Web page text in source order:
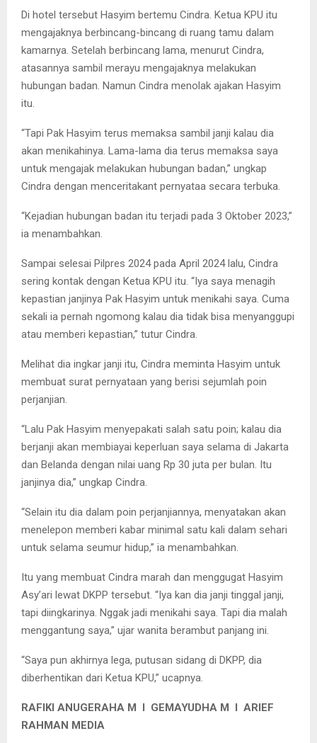
Di hotel tersebut Hasyim bertemu Cindra. Ketua KPU itu
mengajaknya berbincang-bincang di ruang tamu dalam
kamarnya. Setelah berbincang lama, menurut Cindra,
atasannya sambil merayu mengajaknya melakukan
hubungan badan. Namun Cindra menolak ajakan Hasyim
itu.
“Tapi Pak Hasyim terus memaksa sambil janji kalau dia
akan menikahinya. Lama-lama dia terus memaksa saya
untuk mengajak melakukan hubungan badan,” ungkap
Cindra dengan menceritakant pernyataa secara terbuka.
“Kejadian hubungan badan itu terjadi pada 3 Oktober 2023,”
ia menambahkan.
Sampai selesai Pilpres 2024 pada April 2024 lalu, Cindra
sering kontak dengan Ketua KPU itu. “Iya saya menagih
kepastian janjinya Pak Hasyim untuk menikahi saya. Cuma
sekali ia pernah ngomong kalau dia tidak bisa menyanggupi
atau memberi kepastian,” tutur Cindra.
Melihat dia ingkar janji itu, Cindra meminta Hasyim untuk
membuat surat pernyataan yang berisi sejumlah poin
perjanjian.
“Lalu Pak Hasyim menyepakati salah satu poin; kalau dia
berjanji akan membiayai keperluan saya selama di Jakarta
dan Belanda dengan nilai uang Rp 30 juta per bulan. Itu
janjinya dia,” ungkap Cindra.
“Selain itu dia dalam poin perjanjiannya, menyatakan akan
menelepon memberi kabar minimal satu kali dalam sehari
untuk selama seumur hidup,” ia menambahkan.
Itu yang membuat Cindra marah dan menggugat Hasyim
Asy’ari lewat DKPP tersebut. “Iya kan dia janji tinggal janji,
tapi diingkarinya. Nggak jadi menikahi saya. Tapi dia malah
menggantung saya,” ujar wanita berambut panjang ini.
“Saya pun akhirnya lega, putusan sidang di DKPP, dia
diberhentikan dari Ketua KPU,” ucapnya.
RAFIKI ANUGERAHA M I GEMAYUDHA M I ARIEF
RAHMAN MEDIA